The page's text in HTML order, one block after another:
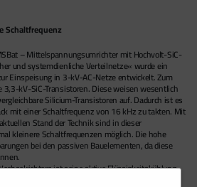
Schaltfrequenz
– Mittelspannungsumrichter mit Hochvolt-SiC-
und systemdienliche Verteilnetze« wurde ein
Einspeisung in 3-kV-AC-Netze entwickelt. Zum
kV-SiC-Transistoren. Diese weisen wesentlich
Silicium-Transistoren auf. Dadurch ist es
mit einer Schaltfrequenz von 16 kHz zu takten. Mit
Stand der Technik sind in dieser
kleinere Schaltfrequenzen möglich. Die hohe
bei den passiven Bauelementen, da diese
ist seine aktive Flüssigkeitskühlung
Kühlmedium. Dieses Medium wird durch den